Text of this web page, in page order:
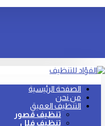
الصفحة الرئيسية
من نحن
التنظيف العميق
تنظيف قصور
تنظيف فلل